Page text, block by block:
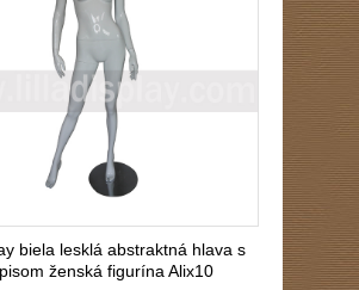
biela lesklá abstraktná hlava s
ženská figurína Alix10